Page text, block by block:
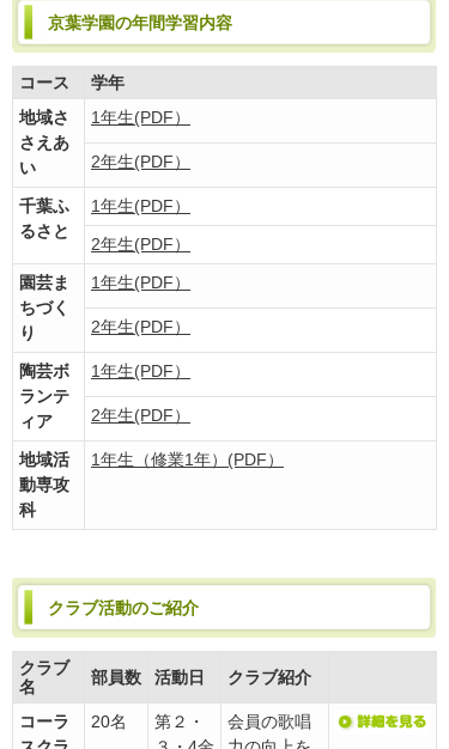
京葉学園の年間学習内容
コース
学年
地域さ
さえあ
い
1年生(PDF）
2年生(PDF）
千葉ふ
るさと
1年生(PDF）
2年生(PDF）
園芸ま
ちづく
り
1年生(PDF）
2年生(PDF）
陶芸ボ
ランテ
ィア
1年生(PDF）
2年生(PDF）
地域活
動専攻
科
1年生（修業1年）(PDF）
クラブ活動のご紹介
クラブ
名
部員数 活動日 クラブ紹介
コーラ
20名
第２・
会員の歌唱